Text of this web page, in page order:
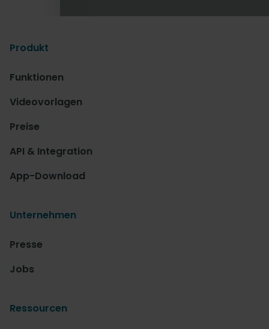
Produkt
Funktionen
Videovorlagen
Preise
API & Integration
App-Download
Unternehmen
Presse
Jobs
Ressourcen